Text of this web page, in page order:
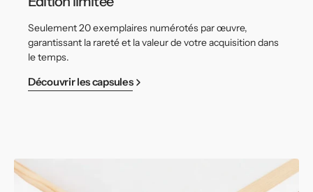
Seulement 20 exemplaires numérotés par œuvre,
garantissant la rareté et la valeur de votre acquisition dans
le temps.
Découvrir les capsules